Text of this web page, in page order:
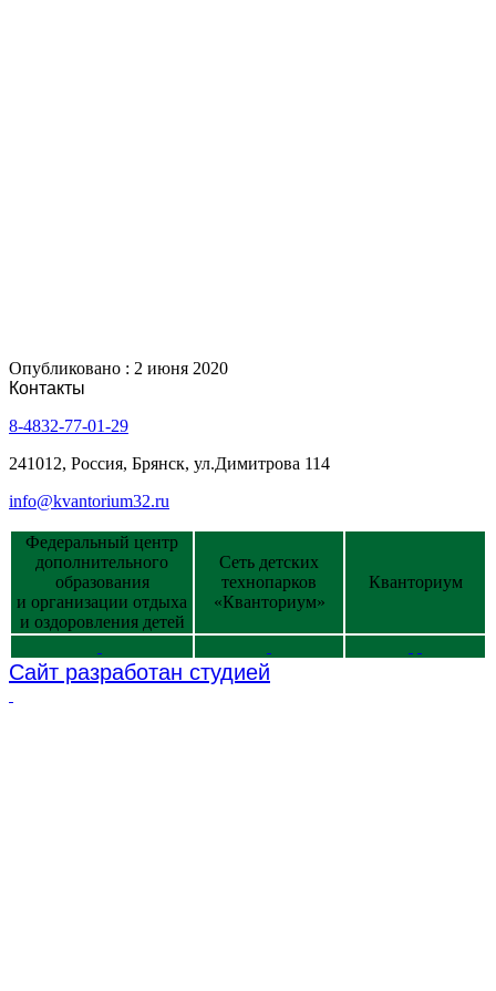
Опубликовано : 2 июня 2020
Контакты
8-4832-77-01-29
241012, Россия, Брянск, ул.Димитрова 114
info@kvantorium32.ru
Федеральный центр
дополнительного
образования
и организации отдыха
и оздоровления детей
Сеть детских
технопарков
«Кванториум»
Кванториум
Сайт разработан студией